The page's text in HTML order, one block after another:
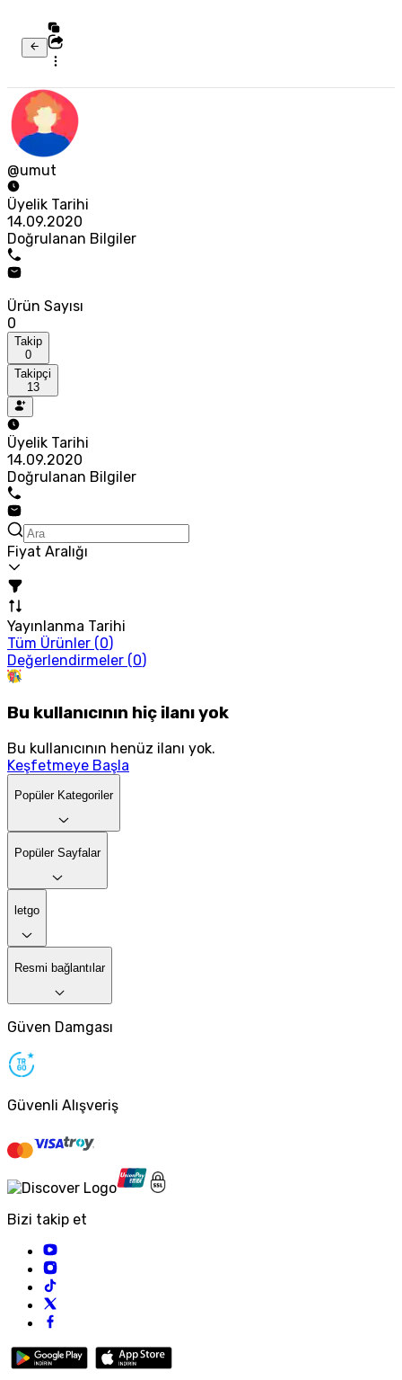
@umut
Üyelik Tarihi
14.09.2020
Doğrulanan Bilgiler
Ürün Sayısı
0
Takip
0
Takipçi
13
Üyelik Tarihi
14.09.2020
Doğrulanan Bilgiler
Fiyat Aralığı
Yayınlanma Tarihi
Tüm Ürünler (0)
Değerlendirmeler (0)
Bu kullanıcının hiç ilanı yok
Bu kullanıcının henüz ilanı yok.
Keşfetmeye Başla
Popüler Kategoriler
Popüler Sayfalar
letgo
Resmi bağlantılar
Güven Damgası
Güvenli Alışveriş
Bizi takip et